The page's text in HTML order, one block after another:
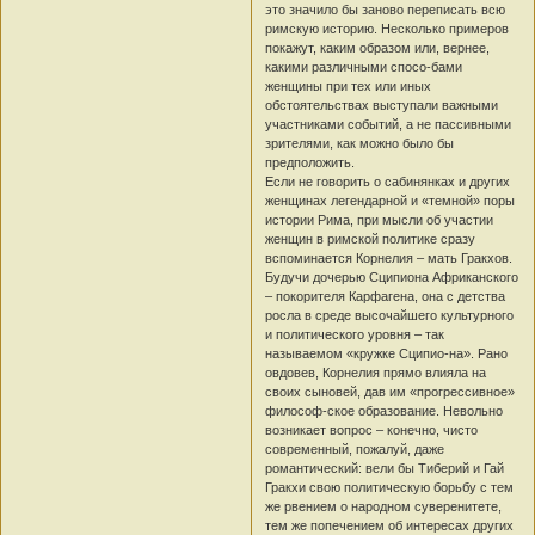
это значило бы заново переписать всю
римскую историю. Несколько примеров
покажут, каким образом или, вернее,
какими различными спосо-бами
женщины при тех или иных
обстоятельствах выступали важными
участниками событий, а не пассивными
зрителями, как можно было бы
предположить.
Если не говорить о сабинянках и других
женщинах легендарной и «темной» поры
истории Рима, при мысли об участии
женщин в римской политике сразу
вспоминается Корнелия – мать Гракхов.
Будучи дочерью Сципиона Африканского
– покорителя Карфагена, она с детства
росла в среде высочайшего культурного
и политического уровня – так
называемом «кружке Сципио-на». Рано
овдовев, Корнелия прямо влияла на
своих сыновей, дав им «прогрессивное»
философ-ское образование. Невольно
возникает вопрос – конечно, чисто
современный, пожалуй, даже
романтический: вели бы Тиберий и Гай
Гракхи свою политическую борьбу с тем
же рвением о народном суверенитете,
тем же попечением об интересах других